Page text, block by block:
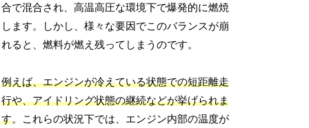
合で混合され、高温高圧な環境下で爆発的に燃焼
します。しかし、様々な要因でこのバランスが崩
れると、燃料が燃え残ってしまうのです。
例えば、エンジンが冷えている状態での短距離走
行や、アイドリング状態の継続などが挙げられま
す。これらの状況下では、エンジン内部の温度が